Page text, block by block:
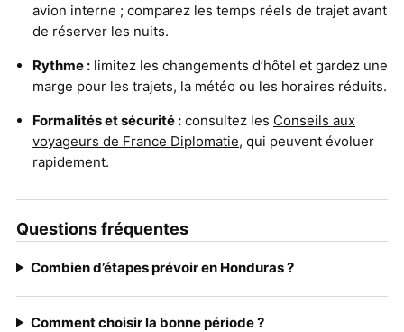
avion interne ; comparez les temps réels de trajet avant
de réserver les nuits.
Rythme : limitez les changements d’hôtel et gardez une
marge pour les trajets, la météo ou les horaires réduits.
Formalités et sécurité : consultez les Conseils aux
voyageurs de France Diplomatie, qui peuvent évoluer
rapidement.
Questions fréquentes
Combien d’étapes prévoir en Honduras ?
Comment choisir la bonne période ?